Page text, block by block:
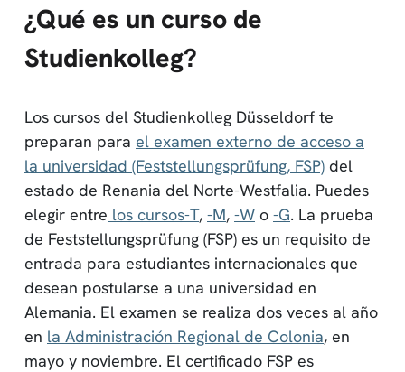
¿Qué es un curso de
Studienkolleg?
Los cursos del Studienkolleg Düsseldorf te
preparan para el examen externo de acceso a
la universidad (Feststellungsprüfung, FSP) del
estado de Renania del Norte-Westfalia. Puedes
elegir entre los cursos-T, -M, -W o -G. La prueba
de Feststellungsprüfung (FSP) es un requisito de
entrada para estudiantes internacionales que
desean postularse a una universidad en
Alemania. El examen se realiza dos veces al año
en la Administración Regional de Colonia, en
mayo y noviembre. El certificado FSP es